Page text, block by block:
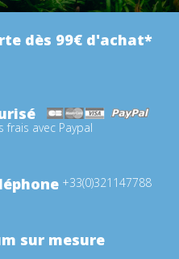
dès 99€ d'achat*
frais avec Paypal
+33(0)321147788
sur mesure